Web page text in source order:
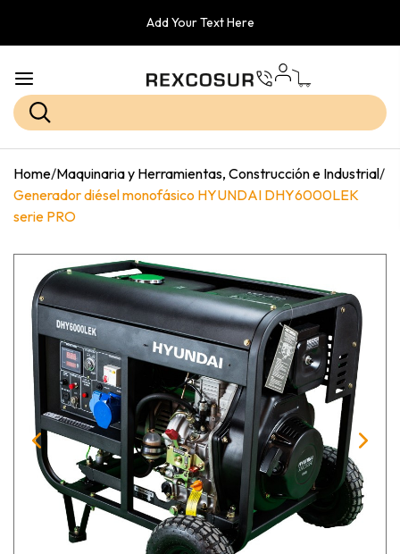
Add Your Text Here
Home/Maquinaria y Herramientas, Construcción e Industrial/
Generador diésel monofásico HYUNDAI DHY6000LEK
serie PRO